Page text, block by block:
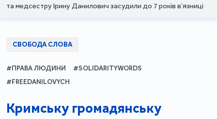
та медсестру Ірину Данилович засудили до 7 років вʼязниці
СВОБОДА СЛОВА
#ПРАВА ЛЮДИНИ
#SOLIDARITYWORDS
#FREEDANILOVYCH
Кримську громадянську